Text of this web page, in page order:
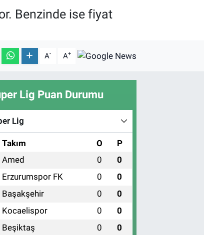
Benzinde ise fiyat
A- A+
Lig Puan Durumu
Lig
Takım O P
Amed 0 0
Erzurumspor FK 0 0
Başakşehir 0 0
Kocaelispor 0 0
Beşiktaş 0 0